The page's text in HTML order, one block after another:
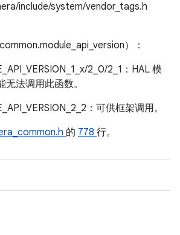
include/system/vendor_tags.h
）：
2_0/2_1：HAL 模
法调用此函数。
：可供框架调用。
的 778 行。